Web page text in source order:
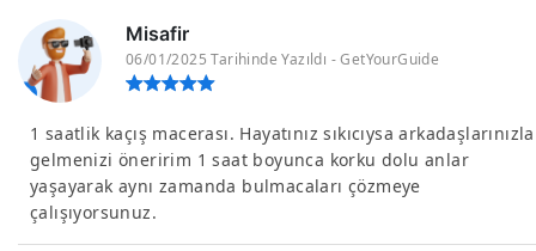
Misafir
06/01/2025 Tarihinde Yazıldı - GetYourGuide
1 saatlik kaçış macerası. Hayatınız sıkıcıysa arkadaşlarınızla
gelmenizi öneririm 1 saat boyunca korku dolu anlar
yaşayarak aynı zamanda bulmacaları çözmeye
çalışıyorsunuz.